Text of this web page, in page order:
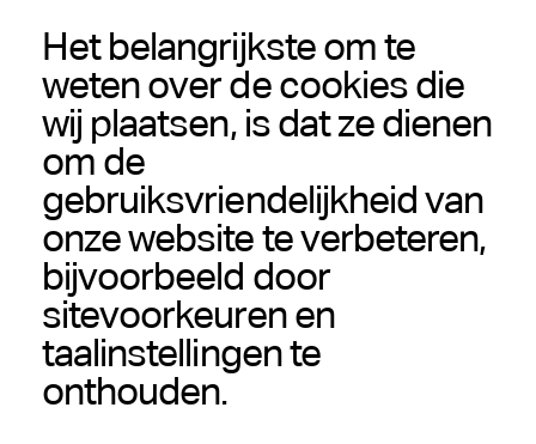
Het belangrijkste om te
weten over de cookies die
wij plaatsen, is dat ze dienen
om de
gebruiksvriendelijkheid van
onze website te verbeteren,
bijvoorbeeld door
sitevoorkeuren en
taalinstellingen te
onthouden.